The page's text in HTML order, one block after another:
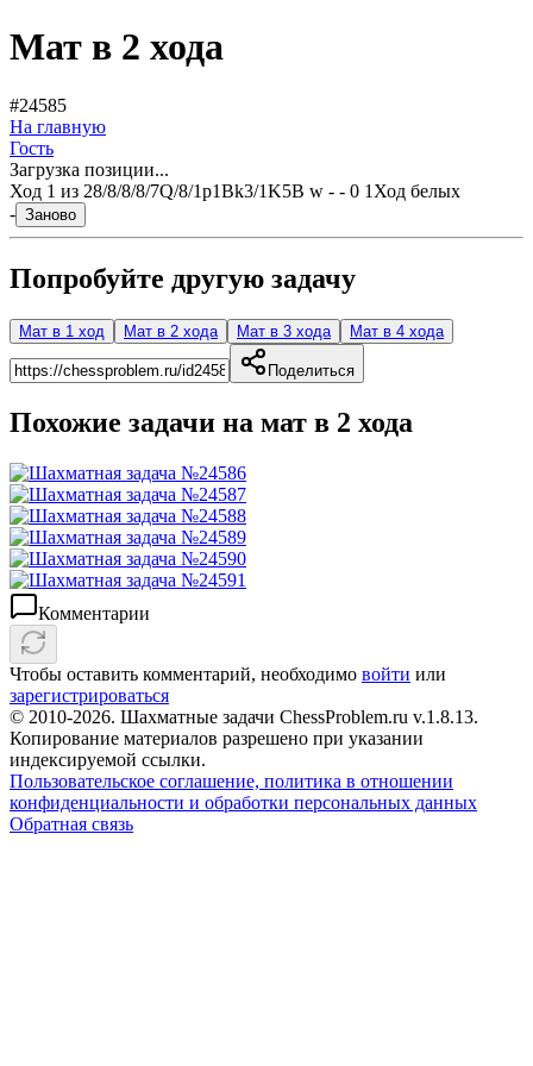
Мат в 2 хода
#24585
На главную
Гость
Загрузка позиции...
Ход 1 из 28/8/8/8/7Q/8/1p1Bk3/1K5B w - - 0 1 Ход белых
- Заново
Попробуйте другую задачу
Мат в 1 ход Мат в 2 хода Мат в 3 хода Мат в 4 хода
Поделиться
Похожие задачи на мат в 2 хода
Комментарии
Чтобы оставить комментарий, необходимо войти или
зарегистрироваться
© 2010-2026. Шахматные задачи ChessProblem.ru v.1.8.13.
Копирование материалов разрешено при указании
индексируемой ссылки.
Пользовательское соглашение, политика в отношении
конфиденциальности и обработки персональных данных
Обратная связь